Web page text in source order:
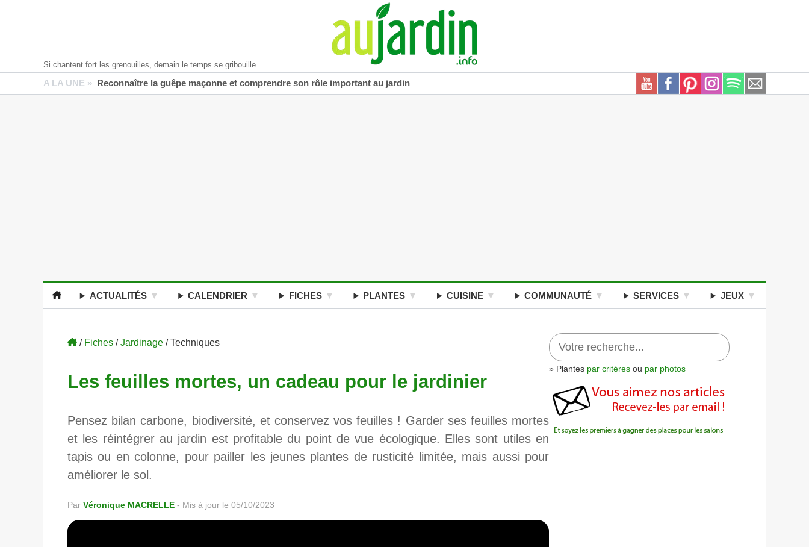
Si chantent fort les grenouilles, demain le temps se gribouille.
A LA UNE » Reconnaître la guêpe maçonne et comprendre son rôle important au jardin
ACTUALITÉS CALENDRIER FICHES PLANTES CUISINE COMMUNAUTÉ SERVICES JEUX
/ Fiches /Jardinage / Techniques
Les feuilles mortes, un cadeau pour le jardinier
Pensez bilan carbone, biodiversité, et conservez vos feuilles ! Garder ses feuilles mortes
et les réintégrer au jardin est profitable du point de vue écologique. Elles sont utiles en
tapis ou en colonne, pour pailler les jeunes plantes de rusticité limitée, mais aussi pour
améliorer le sol.
Par Véronique MACRELLE - Mis à jour le 05/10/2023
» Plantes par critères ou par photos